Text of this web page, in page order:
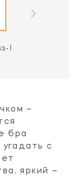
l
–
бра
с
яркий –